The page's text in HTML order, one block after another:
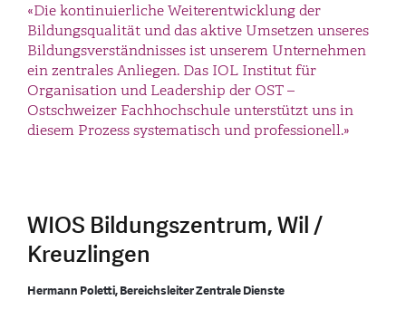
«Die kontinuierliche Weiterentwicklung der
Bildungsqualität und das aktive Umsetzen unseres
Bildungsverständnisses ist unserem Unternehmen
ein zentrales Anliegen. Das IOL Institut für
Organisation und Leadership der OST –
Ostschweizer Fachhochschule unterstützt uns in
diesem Prozess systematisch und professionell.»
WIOS Bildungszentrum, Wil /
Kreuzlingen
Hermann Poletti, Bereichsleiter Zentrale Dienste